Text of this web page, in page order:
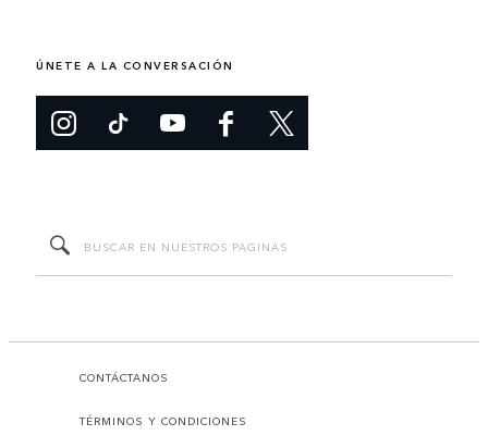
ÚNETE A LA CONVERSACIÓN
CONTÁCTANOS
TÉRMINOS Y CONDICIONES